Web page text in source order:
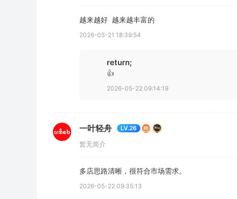
越来越好  越来越丰富的
2026-05-21 18:39:54
return;
👍
2026-05-22 09:14:19
一叶轻舟 LV.26
暂无简介
多店思路清晰，很符合市场需求。
2026-05-22 09:35:13